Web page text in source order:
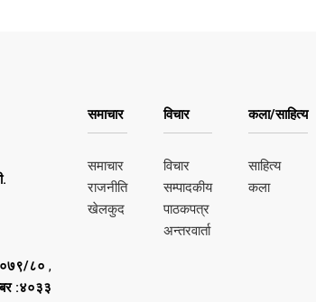
८० ,
:४०३३
समाचार
समाचार
राजनीति
खेलकुद
विचार
विचार
सम्पादकीय
पाठकपत्र
अन्तरवार्ता
कला/साहित्य
साहित्य
कला